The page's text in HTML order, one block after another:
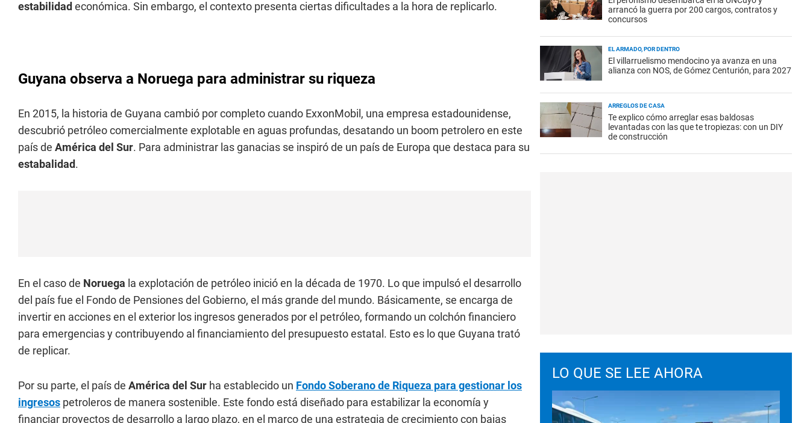
estabilidad económica. Sin embargo, el contexto presenta ciertas dificultades a la hora de replicarlo.
Guyana observa a Noruega para administrar su riqueza
En 2015, la historia de Guyana cambió por completo cuando ExxonMobil, una empresa estadounidense,
descubrió petróleo comercialmente explotable en aguas profundas, desatando un boom petrolero en este
país de América del Sur. Para administrar las ganacias se inspiró de un país de Europa que destaca para su
estabalidad.
En el caso de Noruega la explotación de petróleo inició en la década de 1970. Lo que impulsó el desarrollo
del país fue el Fondo de Pensiones del Gobierno, el más grande del mundo. Básicamente, se encarga de
invertir en acciones en el exterior los ingresos generados por el petróleo, formando un colchón financiero
para emergencias y contribuyendo al financiamiento del presupuesto estatal. Esto es lo que Guyana trató
de replicar.
Por su parte, el país de América del Sur ha establecido un Fondo Soberano de Riqueza para gestionar los
ingresos petroleros de manera sostenible. Este fondo está diseñado para estabilizar la economía y
financiar proyectos de desarrollo a largo plazo, en el marco de una estrategia de crecimiento con bajas
arrancó la guerra por 200 cargos, contratos y
concursos
EL ARMADO, POR DENTRO
El villarruelismo mendocino ya avanza en una
alianza con NOS, de Gómez Centurión, para 2027
ARREGLOS DE CASA
Te explico cómo arreglar esas baldosas
levantadas con las que te tropiezas: con un DIY
de construcción
LO QUE SE LEE AHORA